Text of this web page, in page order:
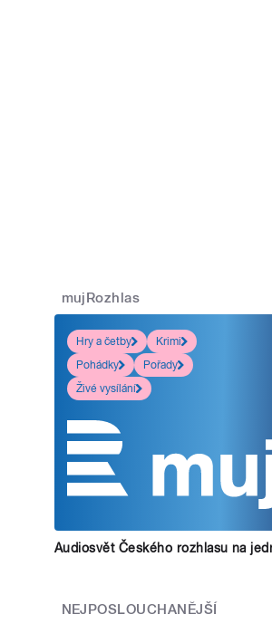
mujRozhlas
Hry a četby
Krimi
Pohádky
Pořady
Živé vysílání
Audiosvět Českého rozhlasu na
NEJPOSLOUCHANĚJŠÍ